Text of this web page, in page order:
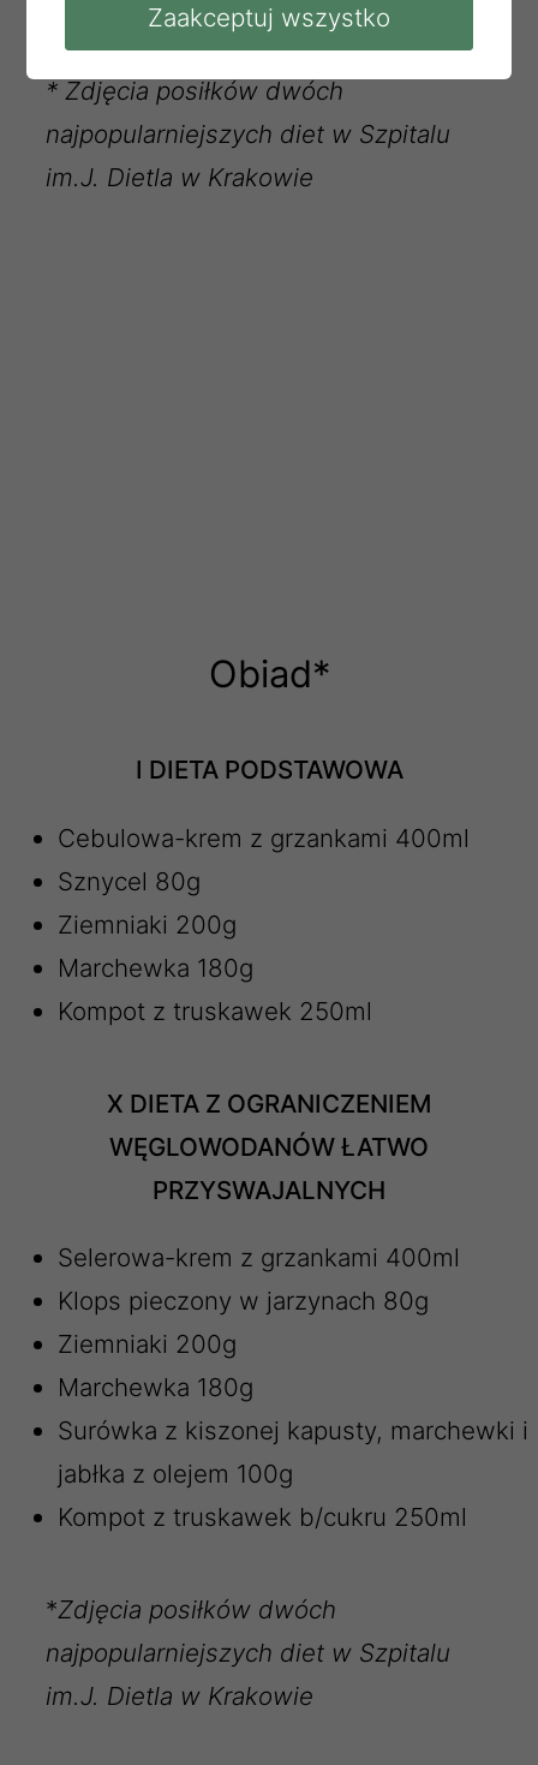
* Zdjęcia posiłków dwóch
najpopularniejszych diet w Szpitalu
im.J. Dietla w Krakowie
Obiad*
I DIETA PODSTAWOWA
Cebulowa-krem z grzankami 400ml
Sznycel 80g
Ziemniaki 200g
Marchewka 180g
Kompot z truskawek 250ml
X DIETA Z OGRANICZENIEM
WĘGLOWODANÓW ŁATWO
PRZYSWAJALNYCH
Selerowa-krem z grzankami 400ml
Klops pieczony w jarzynach 80g
Ziemniaki 200g
Marchewka 180g
Surówka z kiszonej kapusty, marchewki i
jabłka z olejem 100g
Kompot z truskawek b/cukru 250ml
*Zdjęcia posiłków dwóch
najpopularniejszych diet w Szpitalu
im.J. Dietla w Krakowie
Zaakceptuj wszystko